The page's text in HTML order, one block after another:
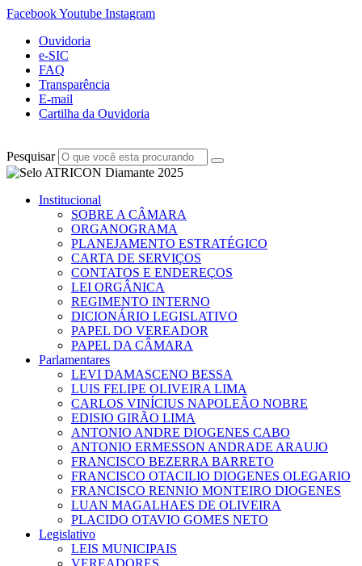
FacebookYoutube Instagram
Ouvidoria
e-SIC
FAQ
Transparência
E-mail
Cartilha da Ouvidoria
Pesquisar
Institucional
SOBRE A CÂMARA
ORGANOGRAMA
PLANEJAMENTO ESTRATÉGICO
CARTA DE SERVIÇOS
CONTATOS E ENDEREÇOS
LEI ORGÂNICA
REGIMENTO INTERNO
DICIONÁRIO LEGISLATIVO
PAPEL DO VEREADOR
PAPEL DA CÂMARA
Parlamentares
LEVI DAMASCENO BESSA
LUIS FELIPE OLIVEIRA LIMA
CARLOS VINÍCIUS NAPOLEÃO NOBRE
EDISIO GIRÃO LIMA
ANTONIO ANDRE DIOGENES CABO
ANTONIO ERMESSON ANDRADE ARAUJO
FRANCISCO BEZERRA BARRETO
FRANCISCO OTACILIO DIOGENES OLEGARIO
FRANCISCO RENNIO MONTEIRO DIOGENES
LUAN MAGALHAES DE OLIVEIRA
PLACIDO OTAVIO GOMES NETO
Legislativo
LEIS MUNICIPAIS
VEREADORES